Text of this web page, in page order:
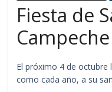
Fiesta de
El próximo 4 de octubre
como cada año, a su